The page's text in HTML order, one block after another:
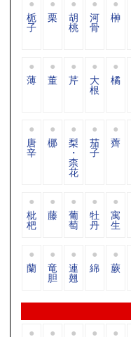
栀
子
栗 胡
桃
河
骨
榊
薄 董 芹 大
根
橘
唐
辛
梛 梨
・
柰
花
茄
子
薺
枇
杷
藤 葡
萄
牡
丹
寓
生
蘭 竜
胆
連
翹
綿 蕨